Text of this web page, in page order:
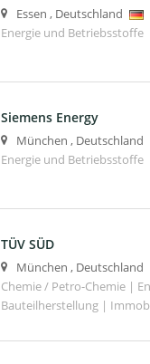
Essen , Deutschland
Energie und Betriebsstoffe
Siemens Energy
München , Deutschland
Energie und Betriebsstoffe
TÜV SÜD
München , Deutschland
Chemie / Petro-Chemie |
Bauteilherstellung |